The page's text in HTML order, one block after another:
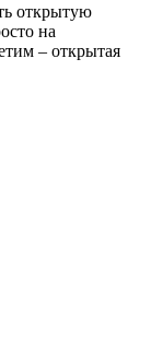
открытую
на
– открытая